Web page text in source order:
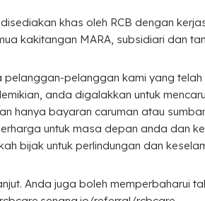
khas oleh RCB dengan
kakitangan MARA, subsidiari dan
pelanggan kami yang
anda digalakkan untuk
hanya bayaran caruman atau
untuk masa depan anda dan
bijak untuk perlindungan dan
Anda juga boleh memperbaharui